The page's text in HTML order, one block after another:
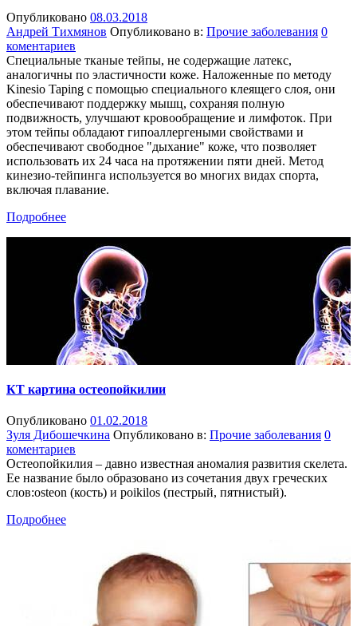
Опубликовано 08.03.2018
Андрей Тихмянов Опубликовано в: Прочие заболевания 0
коментариев
Специальные тканые тейпы, не содержащие латекс,
аналогичны по эластичности коже. Наложенные по методу
Kinesio Taping с помощью специального клеящего слоя, они
обеспечивают поддержку мышц, сохраняя полную
подвижность, улучшают кровообращение и лимфоток. При
этом тейпы обладают гипоаллергеными свойствами и
обеспечивают свободное "дыхание" коже, что позволяет
использовать их 24 часа на протяжении пяти дней. Метод
кинезио-тейпинга используется во многих видах спорта,
включая плавание.
Подробнее
КТ картина остеопойкилии
Опубликовано 01.02.2018
Зуля Дибошечкина Опубликовано в: Прочие заболевания 0
коментариев
Остеопойкилия – давно известная аномалия развития скелета.
Ее название было образовано из сочетания двух греческих
слов:оsteon (кость) и poikilos (пестрый, пятнистый).
Подробнее